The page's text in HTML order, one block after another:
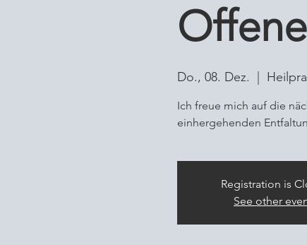
Do., 08. Dez.
  |
Ich freue mich auf die
Registration is
See other